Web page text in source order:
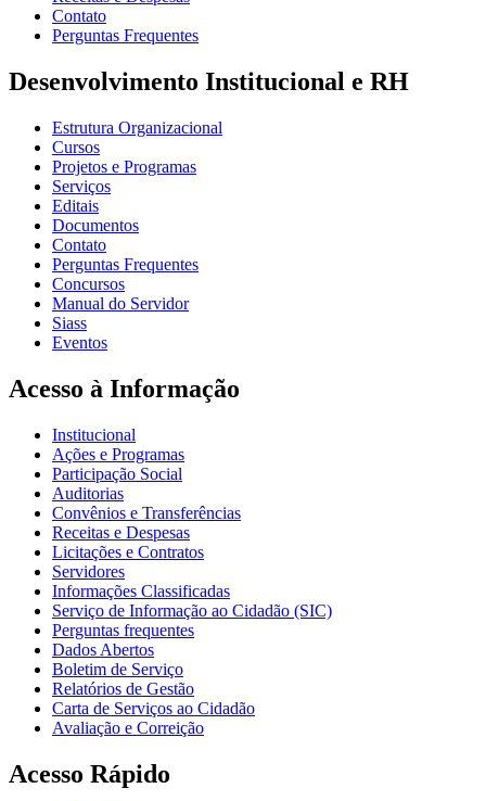
Contato
Perguntas Frequentes
Desenvolvimento Institucional e RH
Estrutura Organizacional
Cursos
Projetos e Programas
Serviços
Editais
Documentos
Contato
Perguntas Frequentes
Concursos
Manual do Servidor
Siass
Eventos
Acesso à Informação
Institucional
Ações e Programas
Participação Social
Auditorias
Convênios e Transferências
Receitas e Despesas
Licitações e Contratos
Servidores
Informações Classificadas
Serviço de Informação ao Cidadão (SIC)
Perguntas frequentes
Dados Abertos
Boletim de Serviço
Relatórios de Gestão
Carta de Serviços ao Cidadão
Avaliação e Correição
Acesso Rápido